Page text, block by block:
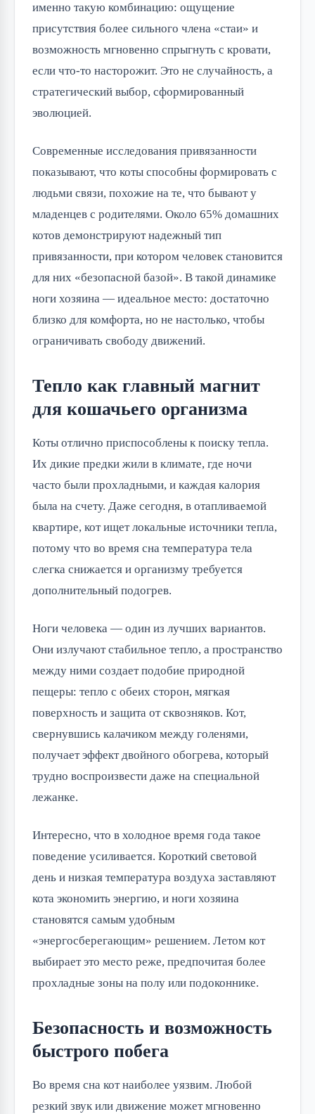
именно такую комбинацию: ощущение
присутствия более сильного члена «стаи» и
возможность мгновенно спрыгнуть с кровати,
если что-то насторожит. Это не случайность, а
стратегический выбор, сформированный
эволюцией.
Современные исследования привязанности
показывают, что коты способны формировать с
людьми связи, похожие на те, что бывают у
младенцев с родителями. Около 65% домашних
котов демонстрируют надежный тип
привязанности, при котором человек становится
для них «безопасной базой». В такой динамике
ноги хозяина — идеальное место: достаточно
близко для комфорта, но не настолько, чтобы
ограничивать свободу движений.
Тепло как главный магнит
для кошачьего организма
Коты отлично приспособлены к поиску тепла.
Их дикие предки жили в климате, где ночи
часто были прохладными, и каждая калория
была на счету. Даже сегодня, в отапливаемой
квартире, кот ищет локальные источники тепла,
потому что во время сна температура тела
слегка снижается и организму требуется
дополнительный подогрев.
Ноги человека — один из лучших вариантов.
Они излучают стабильное тепло, а пространство
между ними создает подобие природной
пещеры: тепло с обеих сторон, мягкая
поверхность и защита от сквозняков. Кот,
свернувшись калачиком между голенями,
получает эффект двойного обогрева, который
трудно воспроизвести даже на специальной
лежанке.
Интересно, что в холодное время года такое
поведение усиливается. Короткий световой
день и низкая температура воздуха заставляют
кота экономить энергию, и ноги хозяина
становятся самым удобным
«энергосберегающим» решением. Летом кот
выбирает это место реже, предпочитая более
прохладные зоны на полу или подоконнике.
Безопасность и возможность
быстрого побега
Во время сна кот наиболее уязвим. Любой
резкий звук или движение может мгновенно